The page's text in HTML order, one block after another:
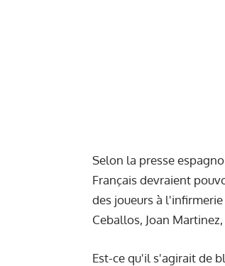
Selon la presse
Français devraient
des joueurs à
Ceballos, Joan
Est-ce qu'il s'agirait de